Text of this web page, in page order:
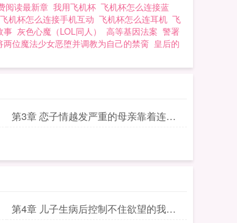
阅读最新章 我用飞机杯 飞机杯怎么连接蓝
飞机杯怎么连接手机互动 飞机杯怎么连耳机 飞
事 灰色心魔（LOL同人） 高等基因法案 警署
两位魔法少女恶堕并调教为自己的禁脔 皇后的
第3章 恋子情越发严重的母亲靠着连接
第4章 儿子生病后控制不住欲望的我趁